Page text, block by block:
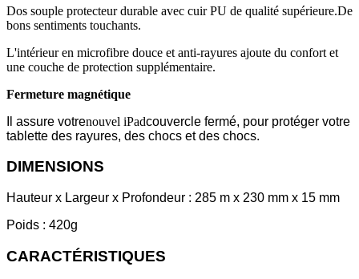
Dos souple protecteur durable avec cuir PU de qualité supérieure.De
bons sentiments touchants.
L'intérieur en microfibre douce et anti-rayures ajoute du confort et
une couche de protection supplémentaire.
Fermeture magnétique
Il assure votrenouvel iPadcouvercle fermé, pour protéger votre
tablette des rayures, des chocs et des chocs.
DIMENSIONS
Hauteur x Largeur x Profondeur : 285 m x 230 mm x 15 mm
Poids : 420g
CARACTÉRISTIQUES